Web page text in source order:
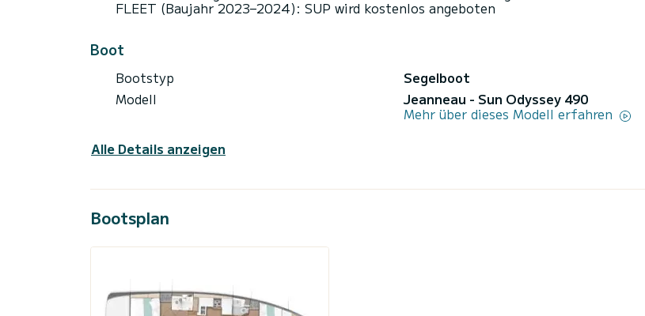
FLEET (Baujahr 2023–2024): SUP wird kostenlos angeboten
Boot
Bootstyp
Segelboot
Modell
Jeanneau - Sun Odyssey 490
Mehr über dieses Modell erfahren
Alle Details anzeigen
Bootsplan